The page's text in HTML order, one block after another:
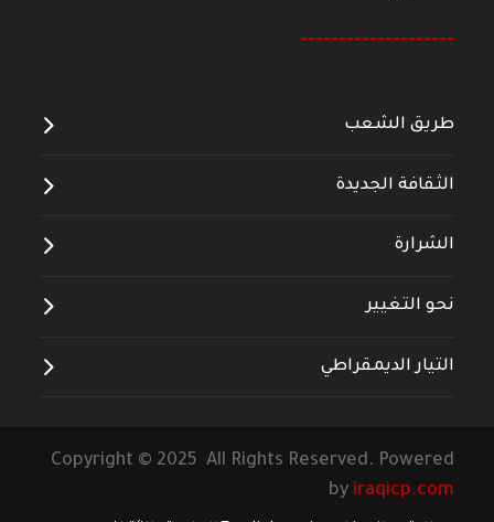
--------------------
طريق الشعب
الثقافة الجديدة
الشرارة
نحو التغيير
التيار الديمقراطي
Copyright © 2025 All Rights Reserved. Powered
by iraqicp.com